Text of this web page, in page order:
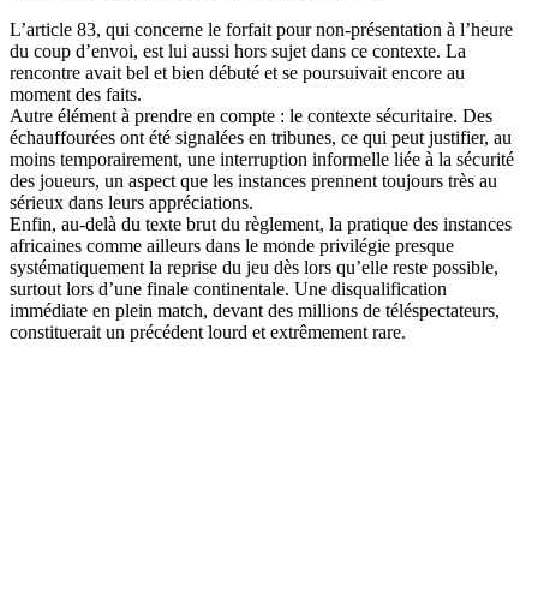
L’article 83, qui concerne le forfait pour non-présentation à l’heure
du coup d’envoi, est lui aussi hors sujet dans ce contexte. La
rencontre avait bel et bien débuté et se poursuivait encore au
moment des faits.
Autre élément à prendre en compte : le contexte sécuritaire. Des
échauffourées ont été signalées en tribunes, ce qui peut justifier, au
moins temporairement, une interruption informelle liée à la sécurité
des joueurs, un aspect que les instances prennent toujours très au
sérieux dans leurs appréciations.
Enfin, au-delà du texte brut du règlement, la pratique des instances
africaines comme ailleurs dans le monde privilégie presque
systématiquement la reprise du jeu dès lors qu’elle reste possible,
surtout lors d’une finale continentale. Une disqualification
immédiate en plein match, devant des millions de téléspectateurs,
constituerait un précédent lourd et extrêmement rare.